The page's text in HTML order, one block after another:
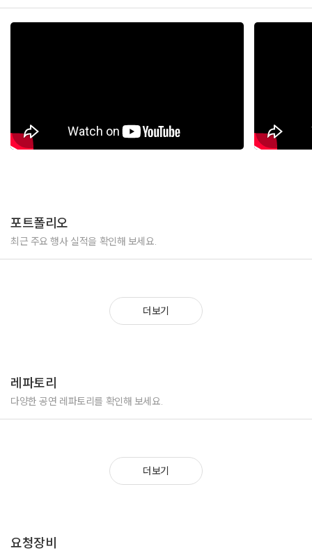
포트폴리오
최근 주요 행사 실적을 확인해 보세요.
더보기
레파토리
다양한 공연 레파토리를 확인해 보세요.
더보기
요청장비